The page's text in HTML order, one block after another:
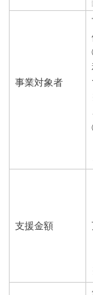
事業対象者
支援金額